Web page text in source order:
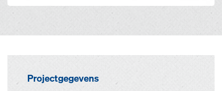
Projectgegevens